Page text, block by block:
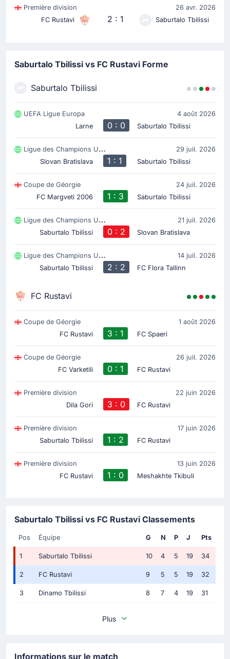
Première division
26 avr. 2026
FC Rustavi
2 : 1 Saburtalo Tbilissi
Saburtalo Tbilissi vs FC Rustavi Forme
Saburtalo Tbilissi
UEFA Ligue Europa
4 août 2026
Larne
0 : 0 Saburtalo Tbilissi
Ligue des Champions UEFA
29 juil. 2026
Slovan Bratislava
1 : 1 Saburtalo Tbilissi
Coupe de Géorgie
24 juil. 2026
FC Margveti 2006
1 : 3 Saburtalo Tbilissi
Ligue des Champions UEFA
21 juil. 2026
Saburtalo Tbilissi
0 : 2 Slovan Bratislava
Ligue des Champions UEFA
14 juil. 2026
Saburtalo Tbilissi
2 : 2 FC Flora Tallinn
FC Rustavi
Coupe de Géorgie
1 août 2026
FC Rustavi
3 : 1 FC Spaeri
Coupe de Géorgie
26 juil. 2026
FC Varketili
0 : 1 FC Rustavi
Première division
22 juin 2026
Dila Gori
3 : 0 FC Rustavi
Première division
17 juin 2026
Saburtalo Tbilissi
1 : 2 FC Rustavi
Première division
13 juin 2026
FC Rustavi
1 : 0 Meshakhte Tkibuli
Saburtalo Tbilissi vs FC Rustavi Classements
Pos Équipe G N P J Pts
1 Saburtalo Tbilissi 10 4 5 19 34
2 FC Rustavi 9 5 5 19 32
3 Dinamo Tbilissi 8 7 4 19 31
Plus
Informations sur le match